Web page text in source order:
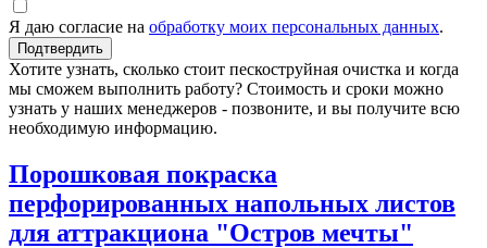
Я даю согласие на обработку моих персональных данных.
Хотите узнать, сколько стоит пескоструйная очистка и когда
мы сможем выполнить работу? Стоимость и сроки можно
узнать у наших менеджеров - позвоните, и вы получите всю
необходимую информацию.
Порошковая покраска
перфорированных напольных листов
для аттракциона "Остров мечты"